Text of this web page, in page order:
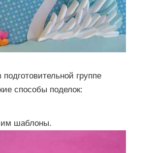
группе
способы поделок:
им шаблоны.